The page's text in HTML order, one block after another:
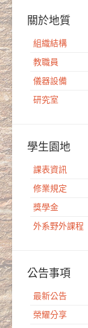
關於地質
組織結構
教職員
儀器設備
研究室
學生園地
課表資訊
修業規定
獎學金
外系野外課程
公告事項
最新公告
榮耀分享